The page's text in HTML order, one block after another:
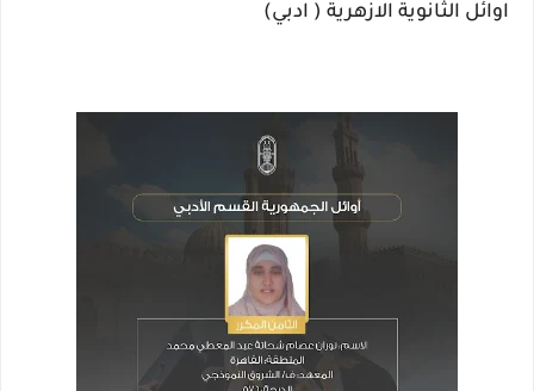
اوائل الثانوية الازهرية ( ادبي)